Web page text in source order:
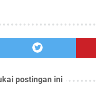
postingan ini